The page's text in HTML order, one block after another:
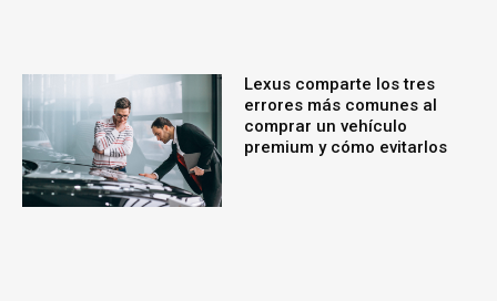
Lexus comparte los tres
errores más comunes al
comprar un vehículo
premium y cómo evitarlos